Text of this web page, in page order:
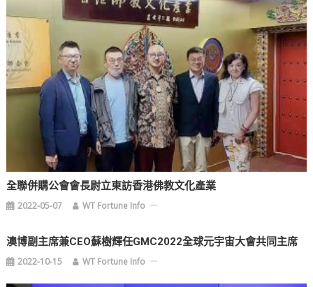
全聯併購公會會長尉立東訪香港佛教文化產業
2022-05-07 WT Fortune Info
澳博副主席兼CEO蘇樹輝任GMC2022全球元宇宙大會共同主席
2022-10-15 WT Fortune Info